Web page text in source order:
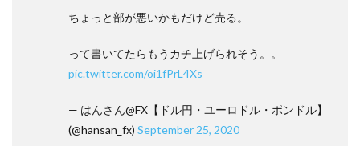
ちょっと部が悪いかもだけど売る。
って書いてたらもうカチ上げられそう。。
pic.twitter.com/oi1fPrL4Xs
— はんさん@FX【ドル円・ユーロドル・ポンドル】
(@hansan_fx) September 25, 2020